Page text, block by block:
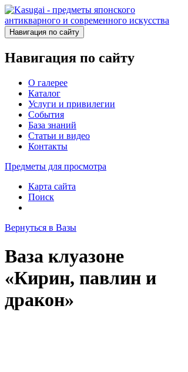
Навигация по сайту
Навигация по сайту
О галерее
Каталог
Услуги и привилегии
События
База знаний
Статьи и видео
Контакты
Предметы для просмотра
Карта сайта
Поиск
Вернуться в Вазы
Ваза клуазоне
«Кирин, павлин и
дракон»